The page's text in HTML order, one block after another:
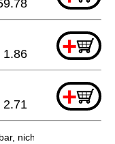
+
1.86
+
2.71
nicht bestellbar